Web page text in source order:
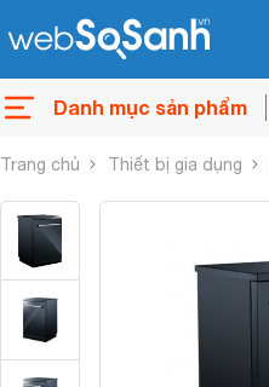
Danh mục sản phẩm
Trang chủ Thiết bị gia dụng